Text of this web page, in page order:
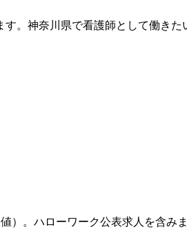
。神奈川県で看護師として働きた
）。ハローワーク公表求人を含み